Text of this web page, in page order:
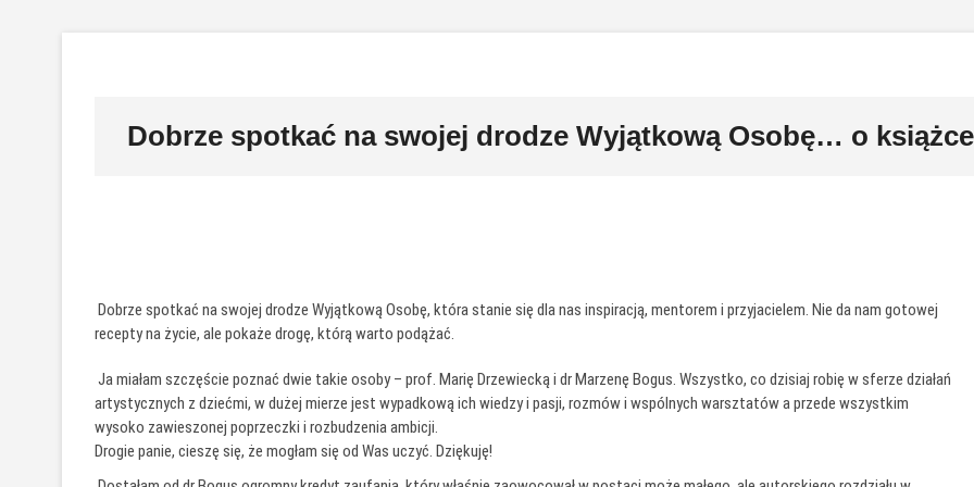
Dobrze spotkać na swojej drodze Wyjątkową Osobę… o
Dobrze spotkać na swojej drodze Wyjątkową Osobę, która stanie się dla nas inspiracją, mentorem i przyjacielem. Nie da nam gotowej
recepty na życie, ale pokaże drogę, którą warto podążać.
Ja miałam szczęście poznać dwie takie osoby – prof. Marię Drzewiecką i dr Marzenę Bogus. Wszystko, co dzisiaj robię w sferze działań
artystycznych z dziećmi, w dużej mierze jest wypadkową ich wiedzy i pasji, rozmów i wspólnych warsztatów a przede wszystkim
wysoko zawieszonej poprzeczki i rozbudzenia ambicji.
Drogie panie, cieszę się, że mogłam się od Was uczyć. Dziękuję!